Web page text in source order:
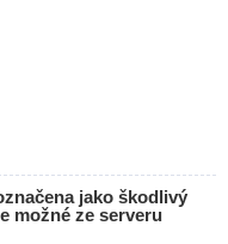
jako škodlivý
možné ze serveru